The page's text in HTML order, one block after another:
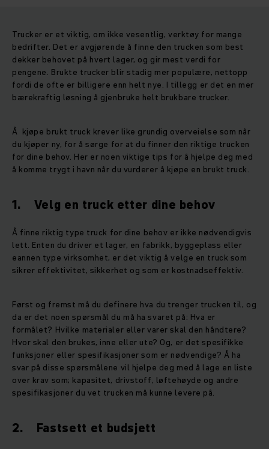
Trucker er et viktig, om ikke vesentlig, verktøy for mange
bedrifter. Det er avgjørende å finne den trucken som best
dekker behovet på hvert lager, og gir mest verdi for
pengene. Brukte trucker blir stadig mer populære, nettopp
fordi de ofte er billigere enn helt nye. I tillegg er det en mer
bærekraftig løsning å gjenbruke helt brukbare trucker.
Å kjøpe brukt truck krever like grundig overveielse som når
du kjøper ny, for å sørge for at du finner den riktige trucken
for dine behov. Her er noen viktige tips for å hjelpe deg med
å komme trygt i havn når du vurderer å kjøpe en brukt truck.
1. Velg en truck etter dine behov
Å finne riktig type truck for dine behov er ikke nødvendigvis
lett. Enten du driver et lager, en fabrikk, byggeplass eller
eannen type virksomhet, er det viktig å velge en truck som
sikrer effektivitet, sikkerhet og som er kostnadseffektiv.
Først og fremst må du definere hva du trenger trucken til, og
da er det noen spørsmål du må ha svaret på: Hva er
formålet? Hvilke materialer eller varer skal den håndtere?
Hvor skal den brukes, inne eller ute? Og, er det spesifikke
funksjoner eller spesifikasjoner som er nødvendige? Å ha
svar på disse spørsmålene vil hjelpe deg med å lage en liste
over krav som; kapasitet, drivstoff, løftehøyde og andre
spesifikasjoner du vet trucken må kunne levere på.
2. Fastsett et budsjett